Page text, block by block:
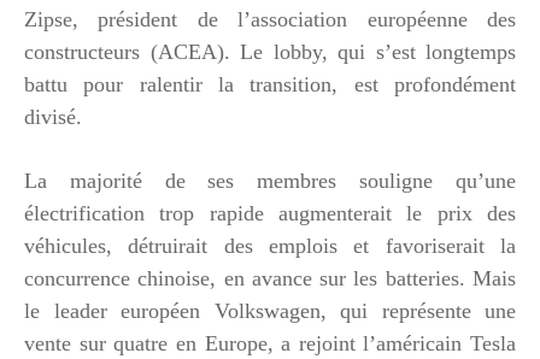
Zipse, président de l’association européenne des
constructeurs (ACEA). Le lobby, qui s’est longtemps
battu pour ralentir la transition, est profondément
divisé.
La majorité de ses membres souligne qu’une
électrification trop rapide augmenterait le prix des
véhicules, détruirait des emplois et favoriserait la
concurrence chinoise, en avance sur les batteries. Mais
le leader européen Volkswagen, qui représente une
vente sur quatre en Europe, a rejoint l’américain Tesla